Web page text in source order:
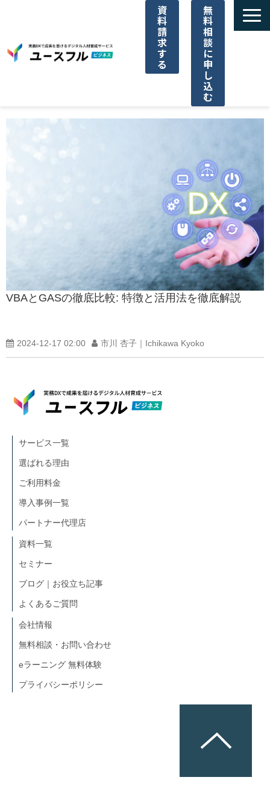
資
料
請
求
す
る
無
料
相
談
に
申
し
込
む
サービス一覧
選ばれる理由
導入事例一覧
VBAとGASの徹底比較: 特徴と活用法を徹底解説
2024-12-17 02:00 市川 杏子｜Ichikawa Kyoko
サービス一覧
選ばれる理由
ご利用料金
導入事例一覧
パートナー代理店
資料一覧
セミナー
ブログ｜お役立ち記事
よくあるご質問
会社情報
無料相談・お問い合わせ
eラーニング 無料体験
プライバシーポリシー